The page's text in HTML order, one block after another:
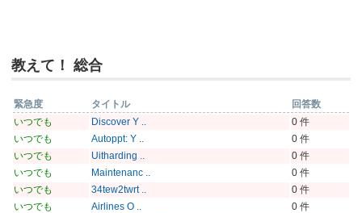
教えて！ 総合
緊急度 タイトル
回答数
いつでも
Discover Y ..
0 件
いつでも
Autoppt: Y ..
0 件
いつでも
Uitharding ..
0 件
いつでも
Maintenanc ..
0 件
いつでも
34tew2twrt ..
0 件
いつでも
Airlines O ..
0 件